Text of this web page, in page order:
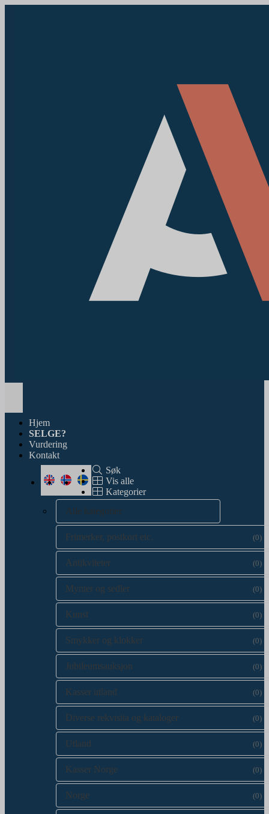
navigation
Hjem
SELGE?
Vurdering
Kontakt
Søk
Vis alle
Kategorier
Alle kategorier
Frimerker, postkort etc. (0)
Antikviteter (0)
Mynter og sedler (0)
Kunst (0)
Smykker og klokker (0)
Jubileumsauksjon (0)
Kasser utland (0)
Diverse rekvisita og kataloger (0)
Utland (0)
Kasser Norge (0)
Norge (0)